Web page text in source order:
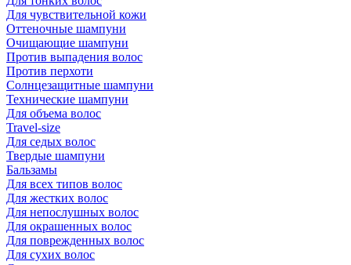
Для чувствительной кожи
Оттеночные шампуни
Очищающие шампуни
Против выпадения волос
Против перхоти
Солнцезащитные шампуни
Технические шампуни
Для объема волос
Travel-size
Для седых волос
Твердые шампуни
Бальзамы
Для всех типов волос
Для жестких волос
Для непослушных волос
Для окрашенных волос
Для поврежденных волос
Для сухих волос